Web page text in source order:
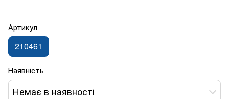
Артикул
210461
Наявність
Немає в наявності